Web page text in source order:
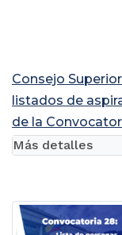
Consejo
listados de
de la
Más detalles